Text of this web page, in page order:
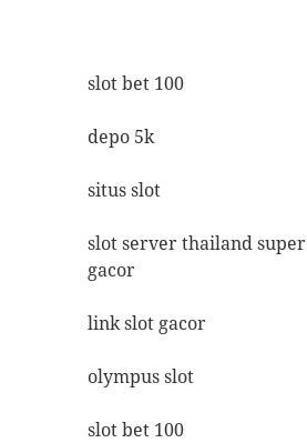
slot bet 100
depo 5k
situs slot
slot server thailand super
gacor
link slot gacor
olympus slot
slot bet 100